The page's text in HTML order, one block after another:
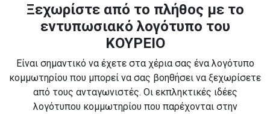
Ξεχωρίστε από το πλήθος με το
εντυπωσιακό λογότυπο του
ΚΟΥΡΕΙΟ
Είναι σημαντικό να έχετε στα χέρια σας ένα λογότυπο
κομμωτηρίου που μπορεί να σας βοηθήσει να ξεχωρίσετε
από τους ανταγωνιστές. Οι εκπληκτικές ιδέες
λογότυπου κομμωτηρίου που παρέχονται στην